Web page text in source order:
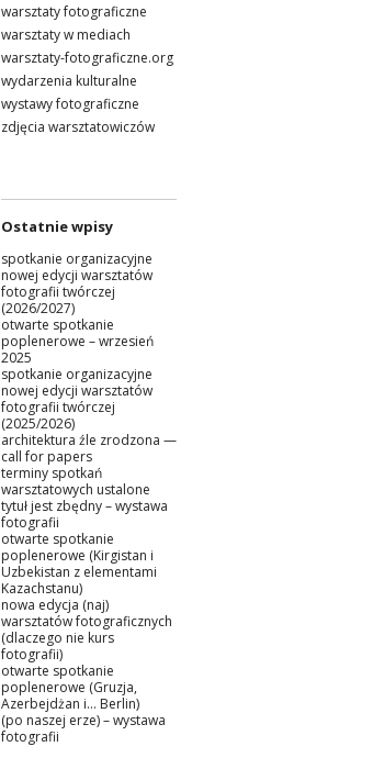
warsztaty fotograficzne
warsztaty w mediach
warsztaty-fotograficzne.org
wydarzenia kulturalne
wystawy fotograficzne
zdjęcia warsztatowiczów
Ostatnie wpisy
spotkanie organizacyjne
nowej edycji warsztatów
fotografii twórczej
(2026/2027)
otwarte spotkanie
poplenerowe – wrzesień
2025
spotkanie organizacyjne
nowej edycji warsztatów
fotografii twórczej
(2025/2026)
architektura źle zrodzona —
call for papers
terminy spotkań
warsztatowych ustalone
tytuł jest zbędny – wystawa
fotografii
otwarte spotkanie
poplenerowe (Kirgistan i
Uzbekistan z elementami
Kazachstanu)
nowa edycja (naj)
warsztatów fotograficznych
(dlaczego nie kurs
fotografii)
otwarte spotkanie
poplenerowe (Gruzja,
Azerbejdżan i… Berlin)
(po naszej erze) – wystawa
fotografii